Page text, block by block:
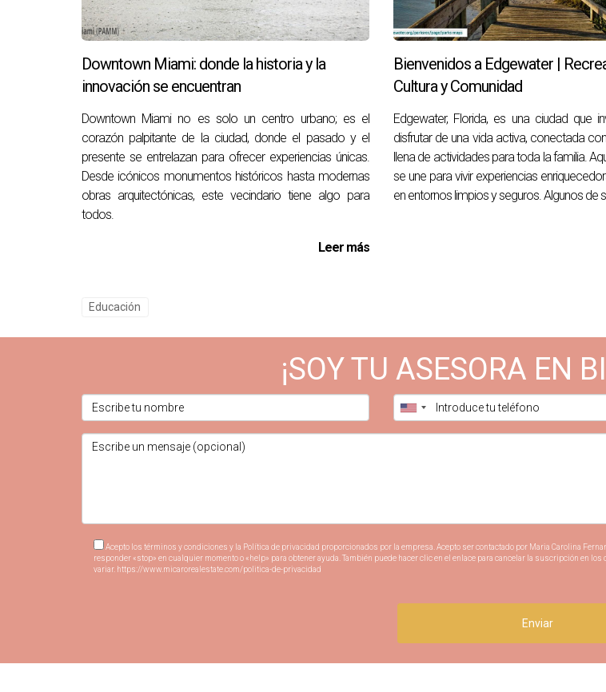
Downtown Miami: donde la historia y la
innovación se encuentran
Downtown Miami no es solo un centro urbano; es el
corazón palpitante de la ciudad, donde el pasado y el
presente se entrelazan para ofrecer experiencias únicas.
Desde icónicos monumentos históricos hasta modernas
obras arquitectónicas, este vecindario tiene algo para
todos.
Leer más
Bienvenidos a Edgewater |
Cultura y Comunidad
Edgewater, Florida, es una ciudad que
disfrutar de una vida activa, conectada
llena de actividades para toda la familia.
se une para vivir experiencias
en entornos limpios y seguros. Algunos de
Educación
¡SOY TU ASESORA EN
Acepto los términos y condiciones y la Política de privacidad proporcionados por la empresa. Acepto ser contactado por Maria Carolina
responder «stop» en cualquier momento o «help» para obtener ayuda. También puede hacer clic en el enlace para cancelar la suscripción en
variar. https://www.micarorealestate.com/politica-de-privacidad
Enviar